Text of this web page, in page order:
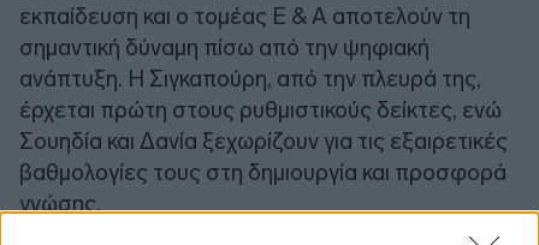
εκπαίδευση και ο τομέας Ε & Α αποτελούν τη
σημαντική δύναμη πίσω από την ψηφιακή
ανάπτυξη. Η Σιγκαπούρη, από την πλευρά της,
έρχεται πρώτη στους ρυθμιστικούς δείκτες, ενώ
Σουηδία και Δανία ξεχωρίζουν για τις εξαιρετικές
βαθμολογίες τους στη δημιουργία και προσφορά
γνώσης.